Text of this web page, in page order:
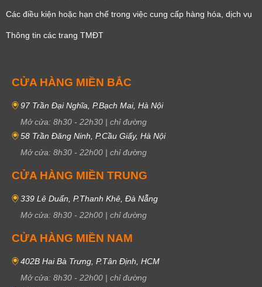
Các điều kiện hoặc hạn chế trong việc cung cấp hàng hóa, dịch vụ
Thông tin các trang TMĐT
CỬA HÀNG MIỀN BẮC
97 Trần Đại Nghĩa, P.Bạch Mai, Hà Nội
Mở cửa: 8h30 - 22h30 | chỉ đường
58 Trần Đăng Ninh, P.Cầu Giấy, Hà Nội
Mở cửa: 8h30 - 22h00 | chỉ đường
CỬA HÀNG MIỀN TRUNG
339 Lê Duẩn, P.Thanh Khê, Đà Nẵng
Mở cửa: 8h30 - 22h00 | chỉ đường
CỬA HÀNG MIỀN NAM
402B Hai Bà Trưng, P.Tân Định, HCM
Mở cửa: 8h30 - 22h00 | chỉ đường